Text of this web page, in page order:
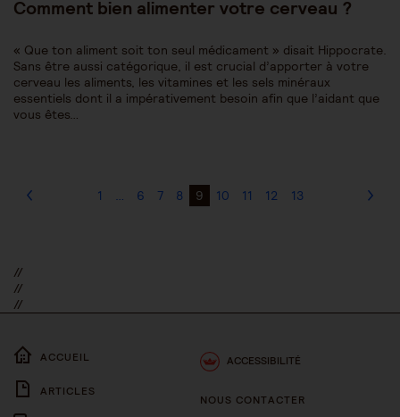
Comment bien alimenter votre cerveau ?
« Que ton aliment soit ton seul médicament » disait Hippocrate.
Sans être aussi catégorique, il est crucial d’apporter à votre
cerveau les aliments, les vitamines et les sels minéraux
essentiels dont il a impérativement besoin afin que l’aidant que
vous êtes…
1 … 6 7 8 9 10 11 12 13
//
//
//
ACCUEIL
ARTICLES
ACCESSIBILITÉ
NOUS CONTACTER